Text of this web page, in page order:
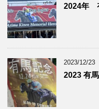
2024年
2023/12/23
2023 有